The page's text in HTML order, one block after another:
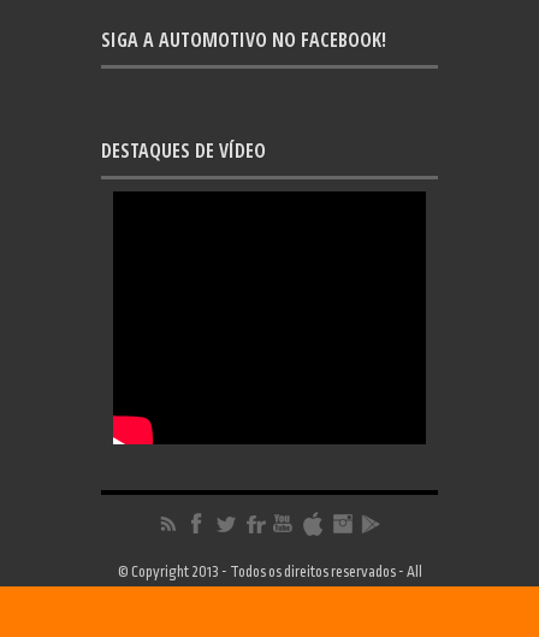
SIGA A AUTOMOTIVO NO FACEBOOK!
DESTAQUES DE VÍDEO
© Copyright 2013 - Todos os direitos reservados - All